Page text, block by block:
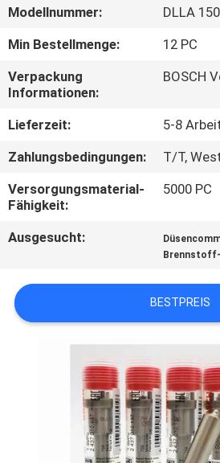
TRETEN
SIE
MIT
UNS
IN
VERBINDUNG
FORDERN
SIE EIN
ZITAT
SITEMAP
PRIVACY
Modellnummer:
DLLA
Min Bestellmenge:
12 PC
Verpackung
Informationen:
BOSCH
Lieferzeit:
5-8
Zahlungsbedingungen:
T/T,
Versorgungsmaterial-
Fähigkeit:
5000 PC
Ausgesucht:
BESTPREIS